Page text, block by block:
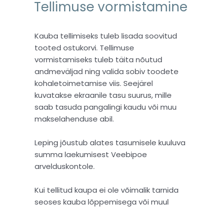
Tellimuse vormistamine
Kauba tellimiseks tuleb lisada soovitud
tooted ostukorvi. Tellimuse
vormistamiseks tuleb täita nõutud
andmeväljad ning valida sobiv toodete
kohaletoimetamise viis. Seejärel
kuvatakse ekraanile tasu suurus, mille
saab tasuda pangalingi kaudu või muu
makselahenduse abil.
Leping jõustub alates tasumisele kuuluva
summa laekumisest Veebipoe
arvelduskontole.
Kui tellitud kaupa ei ole võimalik tarnida
seoses kauba lõppemisega või muul